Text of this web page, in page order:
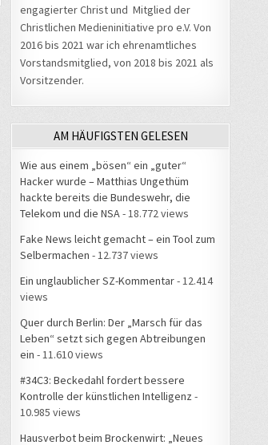
engagierter Christ und Mitglied der
Christlichen Medieninitiative pro e.V. Von
2016 bis 2021 war ich ehrenamtliches
Vorstandsmitglied, von 2018 bis 2021 als
Vorsitzender.
AM HÄUFIGSTEN GELESEN
Wie aus einem „bösen“ ein „guter“
Hacker wurde – Matthias Ungethüm
hackte bereits die Bundeswehr, die
Telekom und die NSA - 18.772 views
Fake News leicht gemacht – ein Tool zum
Selbermachen - 12.737 views
Ein unglaublicher SZ-Kommentar- 12.414
views
Quer durch Berlin: Der „Marsch für das
Leben“ setzt sich gegen Abtreibungen
ein - 11.610 views
#34C3: Beckedahl fordert bessere
Kontrolle der künstlichen Intelligenz -
10.985 views
Hausverbot beim Brockenwirt: „Neues